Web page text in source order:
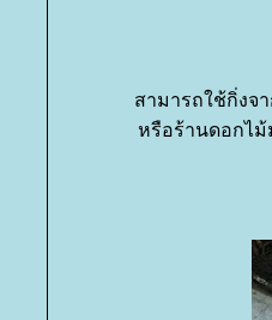
สามารถใช้กิ่งจ
หรือร้านดอกไม้